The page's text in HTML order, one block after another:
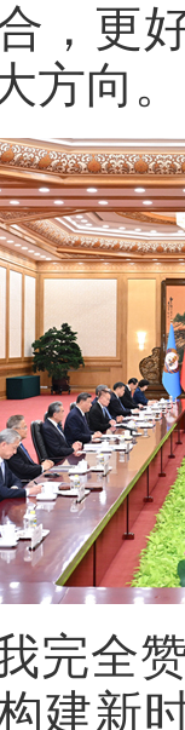
，更
方向。
完全
建新